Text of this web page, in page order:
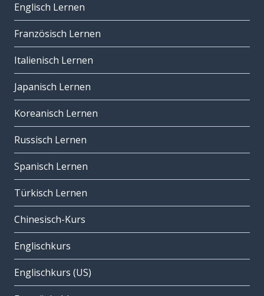
Englisch Lernen
Französisch Lernen
Italienisch Lernen
Japanisch Lernen
Koreanisch Lernen
Russisch Lernen
Spanisch Lernen
Türkisch Lernen
Chinesisch-Kurs
Englischkurs
Englischkurs (US)